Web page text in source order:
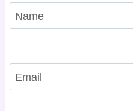
Name
Email